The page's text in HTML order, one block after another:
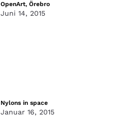
OpenArt, Örebro
Juni 14, 2015
Nylons in space
Januar 16, 2015